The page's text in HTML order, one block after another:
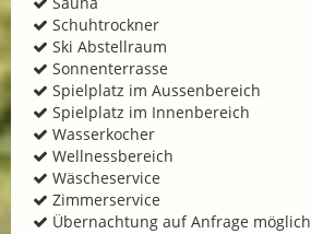
Schuhtrockner
Ski Abstellraum
Sonnenterrasse
Spielplatz im Aussenbereich
Spielplatz im Innenbereich
Wasserkocher
Wellnessbereich
Wäscheservice
Zimmerservice
Übernachtung auf Anfrage möglich